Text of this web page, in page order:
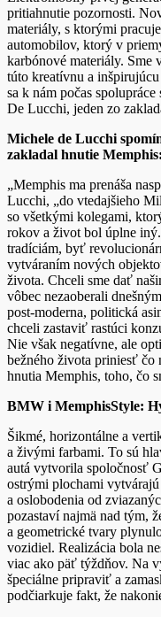
pritiahnutie pozornosti.
materiály, s ktorými
automobilov, ktorý v
karbónové materiály. Sme
túto kreatívnu a
sa k nám počas
De Lucchi, jeden zo
Michele de Lucchi
zakladal hnutie Memphis:
„Memphis ma prenáša
Lucchi, „do vtedajšieho
so všetkými kolegami,
rokov a život bol úplne
tradíciám, byť
vytváraním nových
života. Chceli sme dať
vôbec nezaoberali
post-moderna, politická
chceli zastaviť rastúci
Nie však negatívne, ale
bežného života priniesť čo
hnutia Memphis, toho, čo
BMW i MemphisStyle:
Šikmé, horizontálne a
a živými farbami. To sú
autá vytvorila spoločnosť
ostrými plochami
a oslobodenia od
pozastaví najmä nad tým,
a geometrické tvary
vozidiel. Realizácia bola
viac ako päť týždňov. Na
špeciálne pripraviť a
podčiarkuje fakt, že